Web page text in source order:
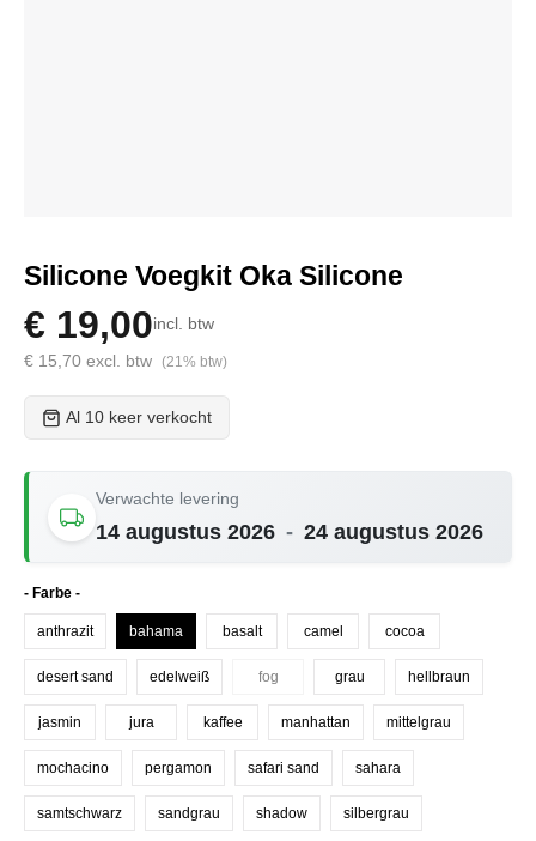
Silicone Voegkit Oka Silicone
€ 19,00incl. btw
€ 15,70 excl. btw (21% btw)
Al 10 keer verkocht
Verwachte levering
14 augustus 2026 - 24 augustus 2026
Selecteer
- Farbe -
anthrazit bahama basalt camel cocoa
desert sand edelweiß fog(Deze optie is momenteel niet beschikbaar.)
grau hellbraun
jasmin jura kaffee manhattan mittelgrau
mochacino pergamon safari sand sahara
samtschwarz sandgrau shadow silbergrau